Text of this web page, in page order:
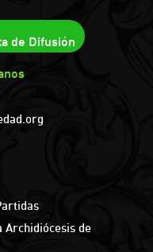
de Difusión
de